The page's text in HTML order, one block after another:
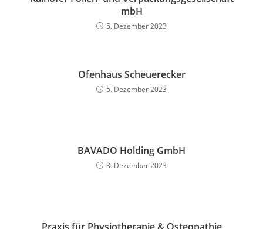
mbH
5. Dezember 2023
Ofenhaus Scheuerecker
5. Dezember 2023
BAVADO Holding GmbH
3. Dezember 2023